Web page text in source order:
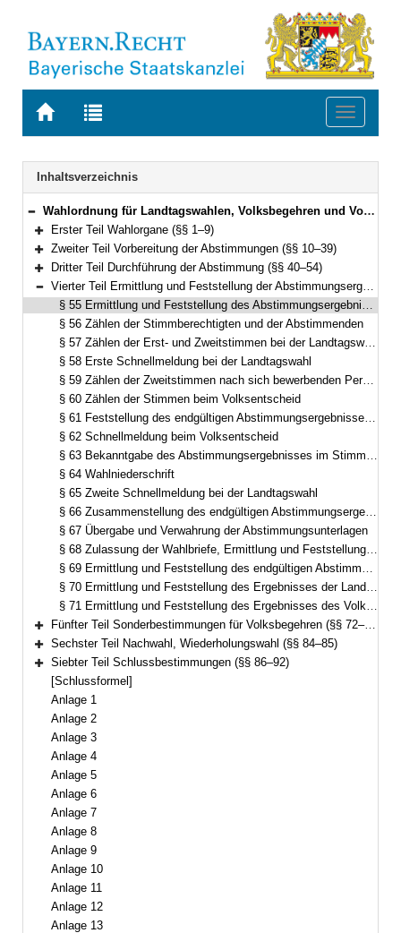
Zur
BAYERN.RECHT
Zur
letzten
Suche
Toggle
Navigation
Inhaltsverzeichnis
Bereich reduzieren
Wahlordnung für Landtagswahlen, Volksbegehren und Volksentscheide (Landeswahlordnung – LWO) Vom 16. Februar 2003 (GVBl. S. 62) BayRS 111-1-1-I (§§ 1–92)
Bereich erweitern
Erster Teil Wahlorgane (§§ 1–9)
Bereich erweitern
Zweiter Teil Vorbereitung der Abstimmungen (§§ 10–39)
Bereich erweitern
Dritter Teil Durchführung der Abstimmung (§§ 40–54)
Bereich reduzieren
Vierter Teil Ermittlung und Feststellung der Abstimmungsergebnisse (§§ 55–71)
§ 55 Ermittlung und Feststellung des Abstimmungsergebnisses durch den Wahlvorstand
§ 56 Zählen der Stimmberechtigten und der Abstimmenden
§ 57 Zählen der Erst- und Zweitstimmen bei der Landtagswahl
§ 58 Erste Schnellmeldung bei der Landtagswahl
§ 59 Zählen der Zweitstimmen nach sich bewerbenden Personen bei der Landtagswahl
§ 60 Zählen der Stimmen beim Volksentscheid
§ 61 Feststellung des endgültigen Abstimmungsergebnisses durch den Wahlvorstand
§ 62 Schnellmeldung beim Volksentscheid
§ 63 Bekanntgabe des Abstimmungsergebnisses im Stimmbezirk
§ 64 Wahlniederschrift
§ 65 Zweite Schnellmeldung bei der Landtagswahl
§ 66 Zusammenstellung des endgültigen Abstimmungsergebnisses in der Gemeinde
§ 67 Übergabe und Verwahrung der Abstimmungsunterlagen
§ 68 Zulassung der Wahlbriefe, Ermittlung und Feststellung des Briefwahlergebnisses
§ 69 Ermittlung und Feststellung des endgültigen Abstimmungsergebnisses
§ 70 Ermittlung und Feststellung des Ergebnisses der Landtagswahl durch den Landeswahlausschuss
§ 71 Ermittlung und Feststellung des Ergebnisses des Volksentscheids durch den Landeswahlausschuss
Bereich erweitern
Fünfter Teil Sonderbestimmungen für Volksbegehren (§§ 72–83)
Bereich erweitern
Sechster Teil Nachwahl, Wiederholungswahl (§§ 84–85)
Bereich erweitern
Siebter Teil Schlussbestimmungen (§§ 86–92)
[Schlussformel]
Anlage 1
Anlage 2
Anlage 3
Anlage 4
Anlage 5
Anlage 6
Anlage 7
Anlage 8
Anlage 9
Anlage 10
Anlage 11
Anlage 12
Anlage 13